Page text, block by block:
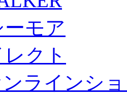
モア
クト
ラインシ